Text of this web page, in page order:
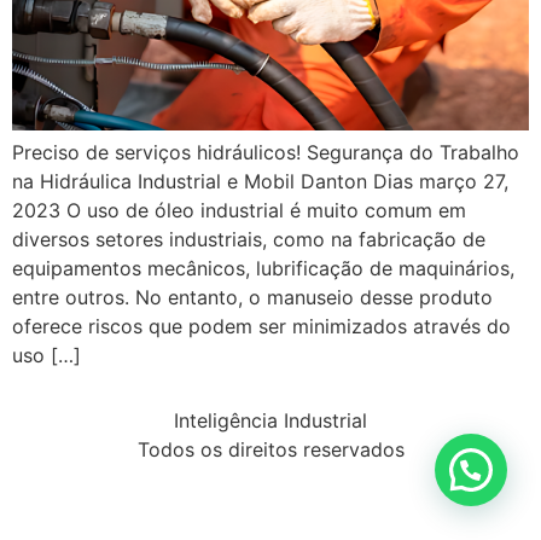
Preciso de serviços hidráulicos! Segurança do Trabalho
na Hidráulica Industrial e Mobil Danton Dias março 27,
2023 O uso de óleo industrial é muito comum em
diversos setores industriais, como na fabricação de
equipamentos mecânicos, lubrificação de maquinários,
entre outros. No entanto, o manuseio desse produto
oferece riscos que podem ser minimizados através do
uso […]
Inteligência Industrial
Todos os direitos reservados